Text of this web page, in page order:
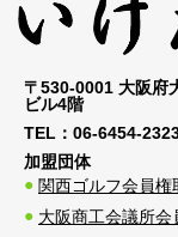
〒530-0001 大阪府
ビル4階
TEL： 06-6454-
加盟団体
関西ゴルフ会員
大阪商工会議所会